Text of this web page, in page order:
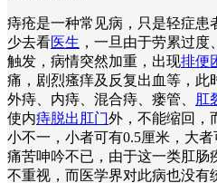
痔疮是一种常见病，只是轻症患
少去看医生 ，一旦由于劳累过度、
触发，病情突然加重，出现排便
痛，剧烈瘙痒及反复出血等，此
外痔、内痔、混合痔、瘘管、
肛
使内痔脱出肛门外，不能缩回，
小不一，小者可有0.5厘米，大
痛苦呻吟不已，由于这一类肛肠
不重视，而医学界对此病也没有